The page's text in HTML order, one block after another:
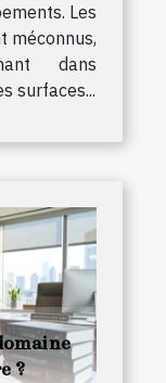
Les
méconnus,
dans
surfaces...
?